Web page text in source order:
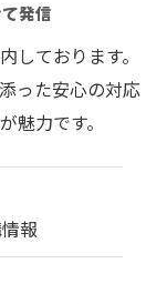
発信
しております。
った安心の対応
魅力です。
報